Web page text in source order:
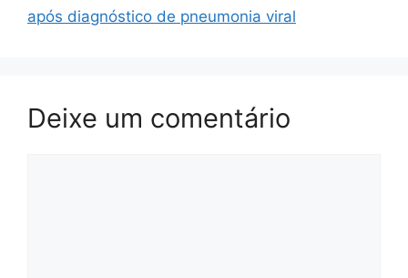
após diagnóstico de pneumonia viral
Deixe um comentário